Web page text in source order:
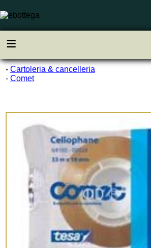
≡
- Cartoleria & cancelleria
- Comet